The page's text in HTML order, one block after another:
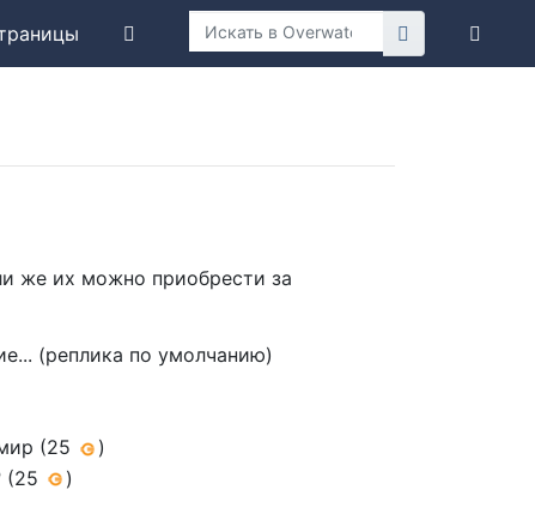
же их можно приобрести за
(реплика по умолчанию)
(25
)
(25
)